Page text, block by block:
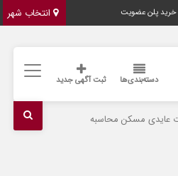
انتخاب شهر خرید پلن عضویت
دسته‌بندی‌ها ثبت آگهی جدید
عایدی مسکن محاسبه